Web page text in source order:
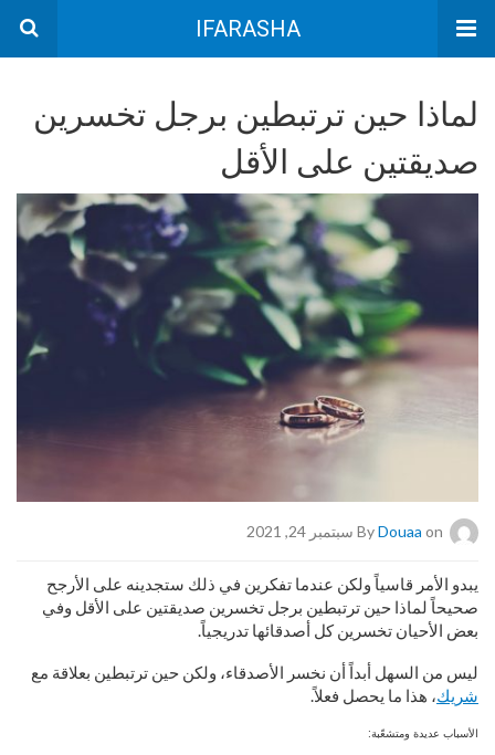
IFARASHA
لماذا حين ترتبطين برجل تخسرين
صديقتين على الأقل
ByDouaa on سبتمبر 24, 2021
يبدو الأمر قاسياً ولكن عندما تفكرين في ذلك ستجدينه على الأرجح
صحيحاً لماذا حين ترتبطين برجل تخسرين صديقتين على الأقل وفي
بعض الأحيان تخسرين كل أصدقائها تدريجياً.
ليس من السهل أبداً أن نخسر الأصدقاء، ولكن حين ترتبطين بعلاقة مع
شريك، هذا ما يحصل فعلاً.
الأسباب عديدة ومتشعّبة: